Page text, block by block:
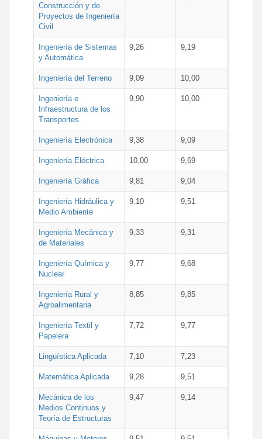
Construcción y de
Proyectos de Ingeniería
Civil
Ingeniería de Sistemas
y Automática
9,26 9,19
Ingeniería del Terreno 9,09 10,00
Ingeniería e
Infraestructura de los
Transportes
9,90 10,00
Ingeniería Electrónica 9,38 9,09
Ingeniería Eléctrica 10,00 9,69
Ingeniería Gráfica 9,81 9,04
Ingeniería Hidráulica y
Medio Ambiente
9,10 9,51
Ingeniería Mecánica y
de Materiales
9,33 9,31
Ingeniería Química y
Nuclear
9,77 9,68
Ingeniería Rural y
Agroalimentaria
8,85 9,85
Ingeniería Textil y
Papelera
7,72 9,77
Lingüística Aplicada 7,10 7,23
Matemática Aplicada 9,28 9,51
Mecánica de los
Medios Continuos y
Teoría de Estructuras
9,47 9,14